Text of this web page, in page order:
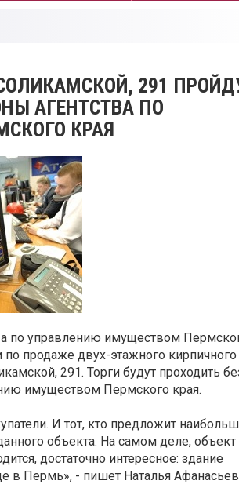
291
АГЕНТСТВА ПО
КРАЯ
по управлению имуществом
по продаже двух-этажного кирпичного
291. Торги будут проходить
имуществом Пермского края.
И тот, кто предложит
объекта. На самом деле, объект
достаточно интересное: здание
в Пермь», - пишет Наталья